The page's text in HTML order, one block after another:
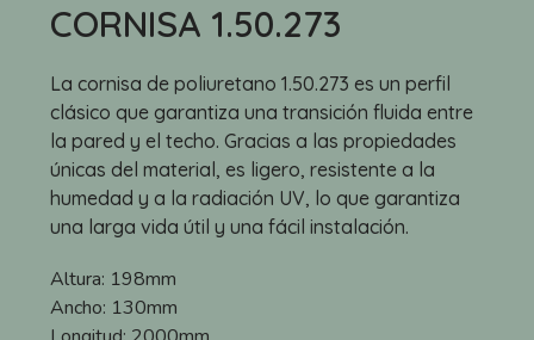
CORNISA 1.50.273
La cornisa de poliuretano 1.50.273 es un perfil
clásico que garantiza una transición fluida entre
la pared y el techo. Gracias a las propiedades
únicas del material, es ligero, resistente a la
humedad y a la radiación UV, lo que garantiza
una larga vida útil y una fácil instalación.
Altura: 198mm
Ancho: 130mm